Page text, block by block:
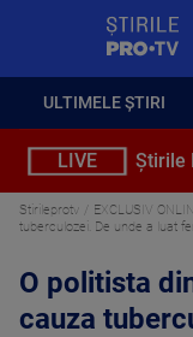
ULTIMELE ȘTIRI
LIVE Știrile
Stirileprotv EXCLUSIV
tuberculozei. De unde a luat
O politista
cauza